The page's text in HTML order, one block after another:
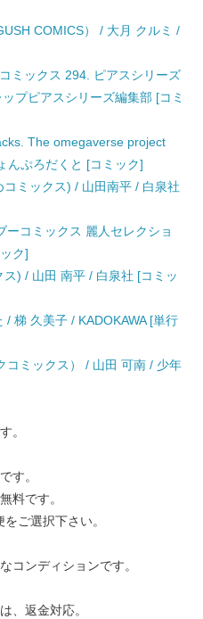
COMICS） / 大月 クルミ /
ミックス 294. ピアスシリーズ
プピアスシリーズ編集部 [コミ
The omegaverse project
んぷろだくと [コミック]
ミックス) / 山田南平 / 白泉社
コミックス 麗人セレクショ
ク]
) / 山田 南平 / 白泉社 [コミッ
梯 久美子 / KADOKAWA [単行
コミックス） / 山田 可南 / 少年
。
す。
料です。
ご選択下さい。
コンディションです。
、返金対応。